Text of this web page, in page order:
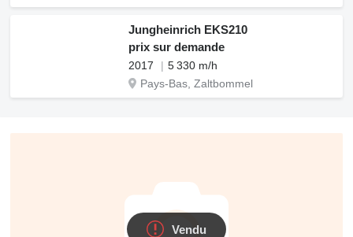
Jungheinrich EKS210
prix sur demande
2017
5 330 m/h
Pays-Bas, Zaltbommel
Vendu